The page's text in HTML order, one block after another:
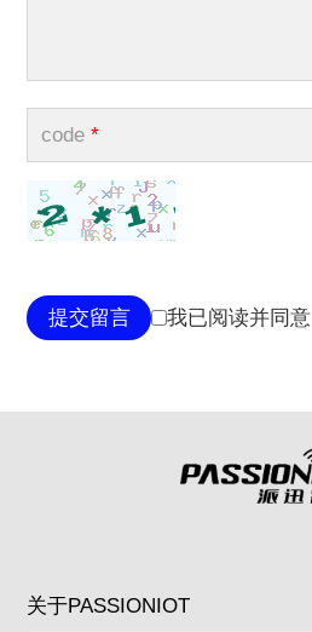
code *
提交留言 我已阅读并同意
关于PASSIONIOT